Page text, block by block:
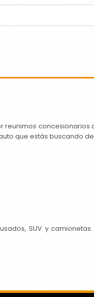
reunimos
que estás buscando
SUV y